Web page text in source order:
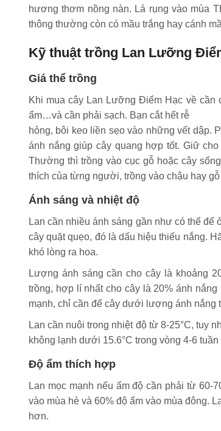
hương thơm nồng nàn. Lá rụng vào mùa
thông thường còn có mầu trắng hay cánh
Kỹ thuật trồng Lan Lưỡng
Giá thể trồng
Khi mua cây Lan Lưỡng Điểm Hạc về cần
ẩm…và cần phải sạch. Bạn cắt hết rễ
hỏng, bôi keo liền sẹo vào những vết dập.
ánh nắng giúp cây quang hợp tốt. Giữ
Thường thì trồng vào cục gỗ hoặc cây
thích của từng người, trồng vào chậu hay gỗ
Ánh sáng và nhiệt độ
Lan cần nhiều ánh sáng gần như có thể
cây quặt quẹo, đó là dấu hiệu thiếu nắng.
khó lòng ra hoa.
Lượng ánh sáng cần cho cây là khoảng
trồng, hợp lí nhất cho cây là 20% ánh
mạnh, chỉ cần để cây dưới lượng ánh nắng
Lan cần nuôi trong nhiệt độ từ 8-25°C, tuy
không lạnh dưới 15.6°C trong vòng 4-6
Độ ẩm thích hợp
Lan mọc mạnh nếu ẩm độ cần phải từ
vào mùa hè và 60% độ ẩm vào mùa đông.
hơn.